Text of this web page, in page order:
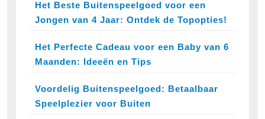
Het Beste Buitenspeelgoed voor een
Jongen van 4 Jaar: Ontdek de Topopties!
Het Perfecte Cadeau voor een Baby van 6
Maanden: Ideeën en Tips
Voordelig Buitenspeelgoed: Betaalbaar
Speelplezier voor Buiten